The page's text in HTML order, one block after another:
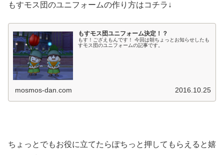
もすモス団のユニフォームの作り方はコチラ↓
もすモス団ユニフォーム決定！？
もす！ござえもんです！ 今回は朝ちょっとお知らせしたも
すモス団のユニフォームの記事です。
mosmos-dan.com 2016.10.25
ちょっとでもお役に立てたらぽちっと押してもらえると嬉